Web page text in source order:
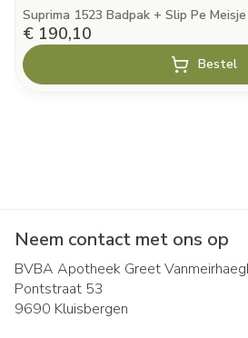
Suprima 1523 Badpak + Slip Pe
€ 190,10
Bestel
Neem contact met ons op
BVBA Apotheek Greet
Pontstraat 53
9690 Kluisbergen